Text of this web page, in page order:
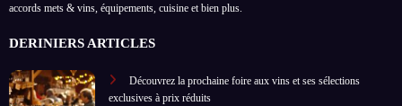
accords mets & vins, équipements, cuisine et bien plus.
DERINIERS ARTICLES
Découvrez la prochaine foire aux vins et ses sélections
exclusives à prix réduits